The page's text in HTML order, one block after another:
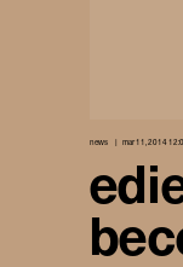
news mar 11, 2014